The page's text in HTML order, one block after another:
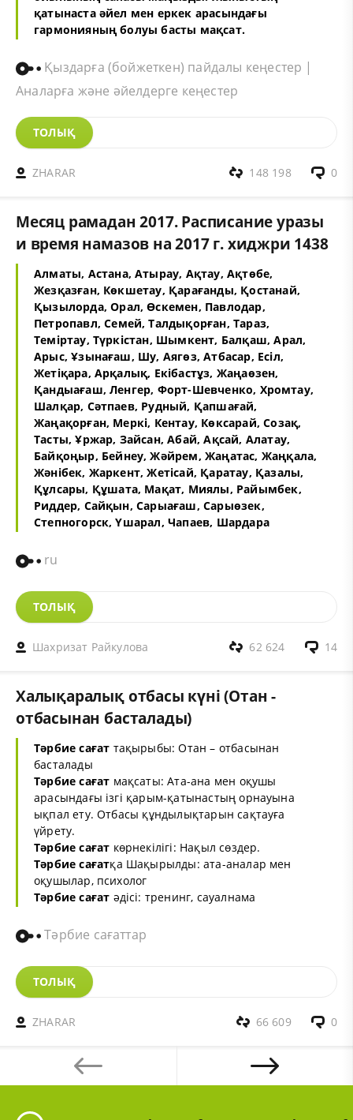
қатынаста әйел мен еркек арасындағы
гармонияның болуы басты мақсат.
Қыздарға (бойжеткен) пайдалы кеңестер |
Аналарға және әйелдерге кеңестер
ТОЛЫҚ
ZHARAR 0
148 198
Месяц рамадан 2017. Расписание уразы
и время намазов на 2017 г. хиджри 1438
Алматы, Астана, Атырау, Ақтау, Ақтөбе,
Жезқазған, Көкшетау, Қарағанды, Қостанай,
Қызылорда,Орал, Өскемен, Павлодар,
Петропавл,Семей,Талдықорған, Тараз,
Теміртау, Түркістан, Шымкент, Балқаш,Арал,
Арыс, Ұзынағаш, Шу, Аягөз,Атбасар, Есіл,
Жетіқара, Арқалық, Екібастұз, Жаңаөзен,
Қандыағаш, Ленгер, Форт-Шевченко, Хромтау,
Шалқар, Сәтпаев, Рудный, Қапшағай,
Жаңақорған, Меркі, Кентау, Көксарай,Созақ,
Тасты,Ұржар, Зайсан,Абай, Ақсай, Алатау,
Байқоңыр, Бейнеу, Жәйрем,Жаңатас, Жаңқала,
Жәнібек, Жаркент,Жетісай, Қаратау, Қазалы,
Құлсары, Құшата, Мақат, Миялы, Райымбек,
Риддер, Сайқын,Сарыағаш, Сарыөзек,
Степногорск, Үшарал,Чапаев, Шардара
ru
ТОЛЫҚ
Шахризат Райкулова 14
62 624
Халықаралық отбасы күні (Отан -
отбасынан басталады)
Тәрбие сағат тақырыбы: Отан – отбасынан
басталады
Тәрбие сағат мақсаты: Ата-ана мен оқушы
арасындағы ізгі қарым-қатынастың орнауына
ықпал ету. Отбасы құндылықтарын сақтауға
үйрету.
Тәрбие сағат көрнекілігі: Нақыл сөздер.
Тәрбие сағатқа Шақырылды: ата-аналар мен
оқушылар, психолог
Тәрбие сағат әдісі: тренинг, сауалнама
Тәрбие сағаттар
ТОЛЫҚ
ZHARAR 0
66 609